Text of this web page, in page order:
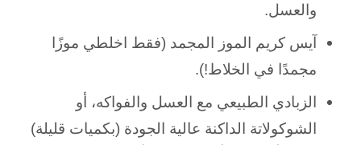
والعسل.
آيس كريم الموز المجمد (فقط اخلطي موزًا
مجمدًا في الخلاط!).
الزبادي الطبيعي مع العسل والفواكه، أو
الشوكولاتة الداكنة عالية الجودة (بكميات قليلة)